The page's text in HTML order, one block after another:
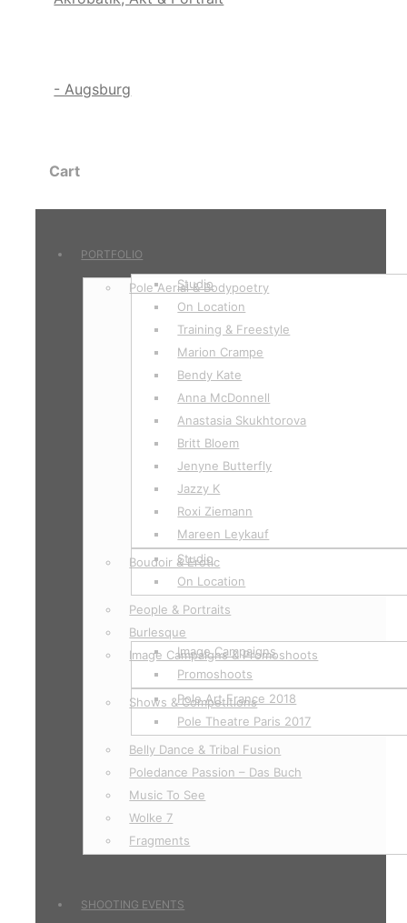
Cart
PORTFOLIO
Pole Aerial & Bodypoetry
Studio
On Location
Training & Freestyle
Marion Crampe
Bendy Kate
Anna McDonnell
Anastasia Skukhtorova
Britt Bloem
Jenyne Butterfly
Jazzy K
Roxi Ziemann
Mareen Leykauf
Boudoir & Erotic
Studio
On Location
People & Portraits
Burlesque
Image Campaigns & Promoshoots
Image Campaigns
Promoshoots
Shows & Competitions
Pole Art France 2018
Pole Theatre Paris 2017
Belly Dance & Tribal Fusion
Poledance Passion – Das Buch
Music To See
Wolke 7
Fragments
SHOOTING EVENTS